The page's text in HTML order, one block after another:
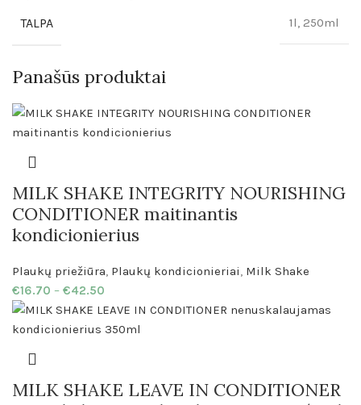
TALPA 1l, 250ml
Panašūs produktai
MILK SHAKE INTEGRITY NOURISHING
CONDITIONER maitinantis
kondicionierius
Plaukų priežiūra, Plaukų kondicionieriai, Milk Shake
€16.70 – €42.50
MILK SHAKE LEAVE IN CONDITIONER